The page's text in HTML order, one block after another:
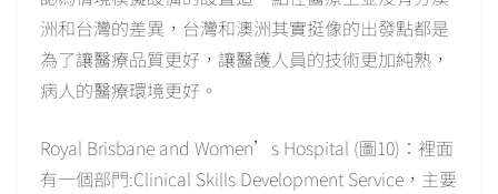
洲和台灣的差異，台灣和澳洲其實挺像的出發點都是
為了讓醫療品質更好，讓醫護人員的技術更加純熟，
病人的醫療環境更好。
Royal Brisbane and Women’s Hospital (圖10)：裡面
有一個部門:Clinical Skills Development Service，主要